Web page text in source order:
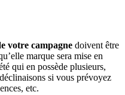
votre campagne doivent être
marque sera mise en
qui en possède plusieurs,
si vous prévoyez
etc.